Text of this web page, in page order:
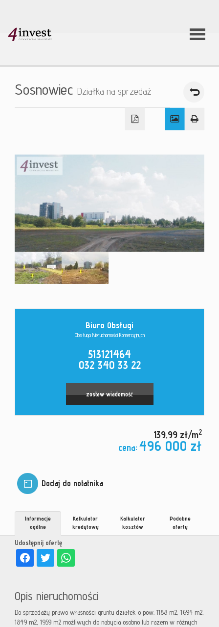
O firmie
Kontakt
Sosnowiec Działka na sprzedaż
Biuro Obsługi
Obsługa Nieruchomości Komercyjnych
513121464
032 340 33 22
zostaw wiadomość
139,99 zł/m2
cena: 496 000 zł
Dodaj do notatnika
Udostępnij ofertę
Informacje
ogólne
Kalkulator
kredytowy
Kalkulator
kosztów
Podobne
oferty
Opis nieruchomości
Do sprzedaży prawo własności gruntu działek o pow. 1188 m2, 1694 m2,
1849 m2, 1959 m2 możliwych do nabycia osobno lub razem w różnych